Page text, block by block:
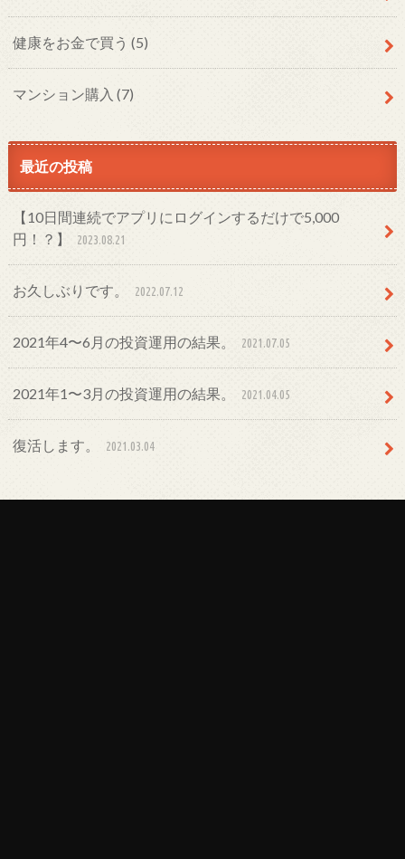
健康をお金で買う (5)
マンション購入 (7)
最近の投稿
【10日間連続でアプリにログインするだけで5,000
円！？】
2023.08.21
お久しぶりです。 2022.07.12
2021年4〜6月の投資運用の結果。 2021.07.05
2021年1〜3月の投資運用の結果。 2021.04.05
復活します。 2021.03.04